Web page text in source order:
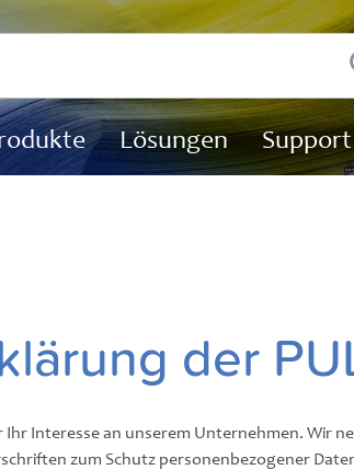
Lösungen Support
der
Interesse an unserem Unternehmen. Wir
zum Schutz personenbezogener